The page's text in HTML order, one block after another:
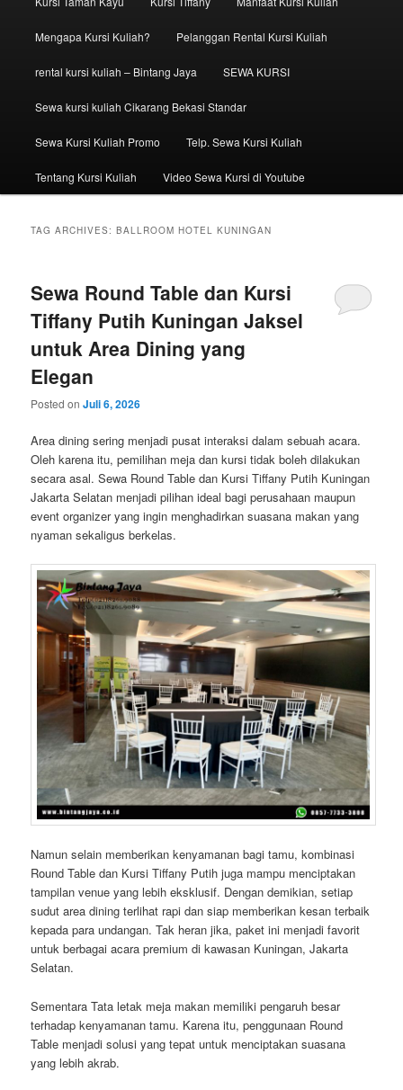
Mengapa Kursi Kuliah? Pelanggan Rental Kursi Kuliah
rental kursi kuliah – Bintang Jaya SEWA KURSI
Sewa kursi kuliah Cikarang Bekasi Standar
Sewa Kursi Kuliah Promo Telp. Sewa Kursi Kuliah
Tentang Kursi Kuliah Video Sewa Kursi di Youtube
TAG ARCHIVES:BALLROOM HOTEL KUNINGAN
Sewa Round Table dan Kursi
Tiffany Putih Kuningan Jaksel
untuk Area Dining yang
Elegan
Posted onJuli 6, 2026
Area dining sering menjadi pusat interaksi dalam sebuah acara.
Oleh karena itu, pemilihan meja dan kursi tidak boleh dilakukan
secara asal. Sewa Round Table dan Kursi Tiffany Putih Kuningan
Jakarta Selatan menjadi pilihan ideal bagi perusahaan maupun
event organizer yang ingin menghadirkan suasana makan yang
nyaman sekaligus berkelas.
Namun selain memberikan kenyamanan bagi tamu, kombinasi
Round Table dan Kursi Tiffany Putih juga mampu menciptakan
tampilan venue yang lebih eksklusif. Dengan demikian, setiap
sudut area dining terlihat rapi dan siap memberikan kesan terbaik
kepada para undangan. Tak heran jika, paket ini menjadi favorit
untuk berbagai acara premium di kawasan Kuningan, Jakarta
Selatan.
Sementara Tata letak meja makan memiliki pengaruh besar
terhadap kenyamanan tamu. Karena itu, penggunaan Round
Table menjadi solusi yang tepat untuk menciptakan suasana
yang lebih akrab.